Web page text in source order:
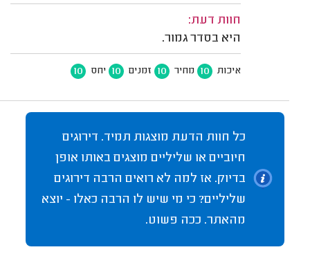
חוות דעת:
היא בסדר גמור.
איכות 10 מחיר 10 זמנים 10 יחס 10
כל חוות הדעת מוצגות תמיד. דירוגים
חיוביים או שליליים מוצגים באותו אופן
בדיוק. אז למה לא רואים הרבה דירוגים
שליליים? כי מי שיש לו הרבה כאלו - יוצא
מהאתר. ככה פשוט.